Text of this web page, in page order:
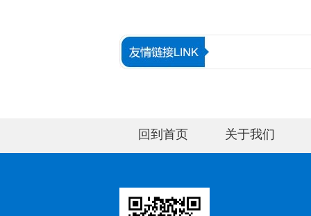
回到首页 关于我们